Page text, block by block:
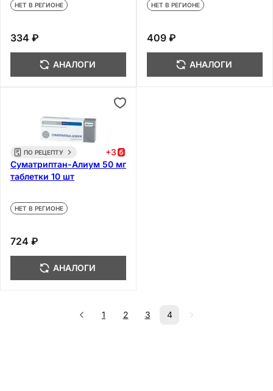
НЕТ В РЕГИОНЕ
334 ₽
АНАЛОГИ
НЕТ В РЕГИОНЕ
409 ₽
АНАЛОГИ
ПО РЕЦЕПТУ +3
Суматриптан-Алиум 50 мг
таблетки 10 шт
НЕТ В РЕГИОНЕ
724 ₽
АНАЛОГИ
1 2 3 4